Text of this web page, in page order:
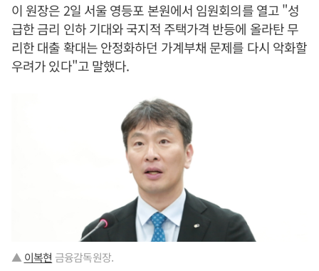
이 원장은 2일 서울 영등포 본원에서 임원회의를 열고 "성
급한 금리 인하 기대와 국지적 주택가격 반등에 올라탄 무
리한 대출 확대는 안정화하던 가계부채 문제를 다시 악화할
우려가 있다"고 말했다.
▲ 이복현 금융감독원장.